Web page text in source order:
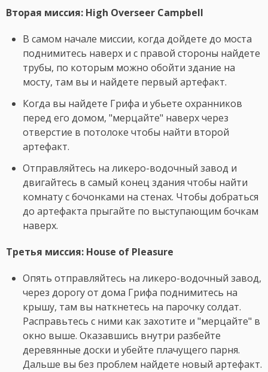
Вторая миссия: High Overseer Campbell
В самом начале миссии, когда дойдете до моста
поднимитесь наверх и с правой стороны найдете
трубы, по которым можно обойти здание на
мосту, там вы и найдете первый артефакт.
Когда вы найдете Грифа и убьете охранников
перед его домом, "мерцайте" наверх через
отверстие в потолоке чтобы найти второй
артефакт.
Отправляйтесь на ликеро-водочный завод и
двигайтесь в самый конец здания чтобы найти
комнату с бочонками на стенах. Чтобы добраться
до артефакта прыгайте по выступающим бочкам
наверх.
Третья миссия: House of Pleasure
Опять отправляйтесь на ликеро-водочный завод,
через дорогу от дома Грифа поднимитесь на
крышу, там вы наткнетесь на парочку солдат.
Расправьтесь с ними как захотите и "мерцайте" в
окно выше. Оказавшись внутри разбейте
деревянные доски и убейте плачущего парня.
Дальше вы без проблем найдете новый артефакт.